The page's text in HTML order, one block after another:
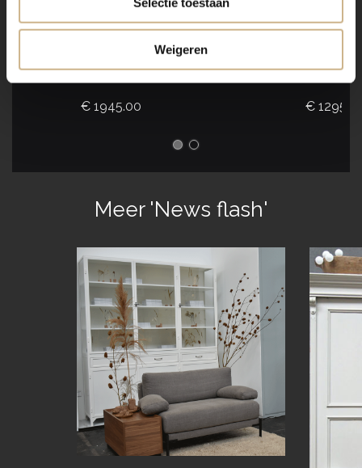
Weigeren
Maatwerk
Apothekerskast Vitrine 3-9010
€ 1945.00 €
Meer 'News flash'